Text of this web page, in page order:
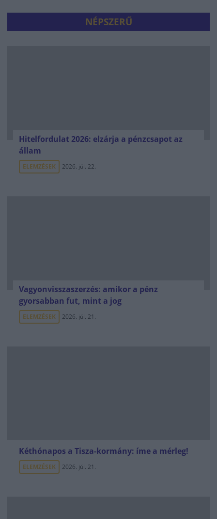
NÉPSZERŰ
Hitelfordulat 2026: elzárja a pénzcsapot az
állam
ELEMZÉSEK 2026. júl. 22.
Vagyonvisszaszerzés: amikor a pénz
gyorsabban fut, mint a jog
ELEMZÉSEK 2026. júl. 21.
Kéthónapos a Tisza-kormány: íme a mérleg!
ELEMZÉSEK 2026. júl. 21.